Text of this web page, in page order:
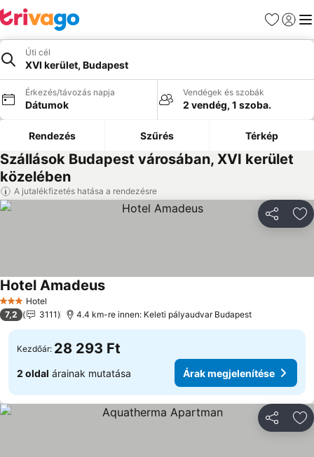
Kedvencek
Úti cél
XVI kerület, Budapest
Érkezés/távozás napja
Dátumok
Vendégek és szobák
2 vendég, 1 szoba.
Rendezés Szűrés Térkép
Szállások Budapest városában, XVI kerület
közelében
A jutalékfizetés hatása a rendezésre
3 Kategória
Hotel
Hotel Amadeus
7,2 3111 4.4 km-re innen: Keleti pályaudvar Budapest
Kezdőár: 28 293 Ft
2 oldal árainak mutatása Árak megjelenítése